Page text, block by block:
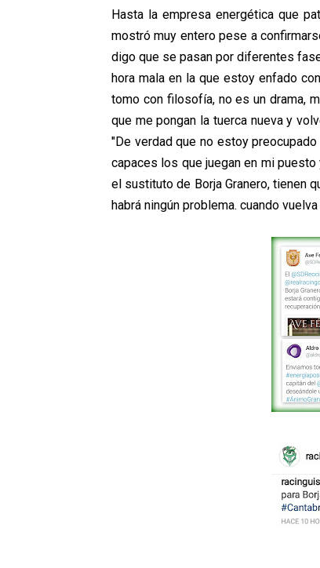
Hasta la empresa energética que
mostró muy entero pese a
digo que se pasan por diferentes
hora mala en la que estoy enfado
tomo con filosofía, no es un drama,
que me pongan la tuerca nueva y
"De verdad que no estoy
capaces los que juegan en mi
el sustituto de Borja Granero, tienen
habrá ningún problema. cuando